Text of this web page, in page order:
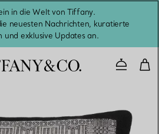
in die Welt von Tiffany.
neuesten Nachrichten, kuratierte
und exklusive Updates an.